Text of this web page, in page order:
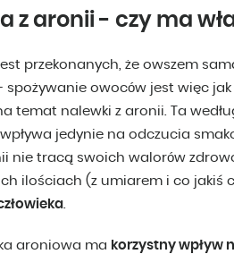
z aronii - czy ma
przekonanych, że owszem
spożywanie owoców jest więc
temat nalewki z aronii. Ta
jedynie na odczucia
nie tracą swoich walorów
ilościach (z umiarem i co jakiś
.
aroniowa ma korzystny wpływ